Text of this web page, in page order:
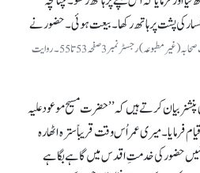
کی پشت پر ہاتھ رکھا۔ بیعت ہوئی۔ حضور نے
(رجسٹرز روایات صحابہ (غیرمطبوعہ) رجسٹر نمبر3صفحہ53 تا 55۔ روایت
بیان کرتے ہیں کہ ’’حضرت مسیح موعود علیہ
فرمایا۔ میری عمر اُس وقت قریباً سترہ اٹھارہ
مَیں حضور کی خدمتِ اقدس میں گاہے بگاہے